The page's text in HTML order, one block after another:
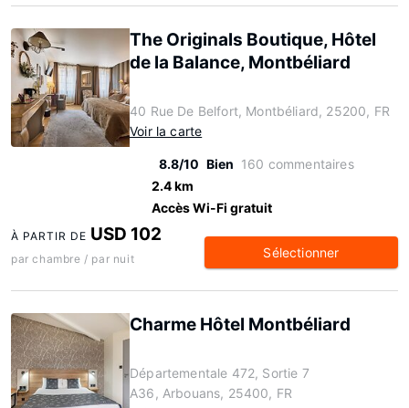
The Originals Boutique, Hôtel
de la Balance, Montbéliard
40 Rue De Belfort, Montbéliard, 25200, FR
Voir la carte
8.8/10 Bien 160 commentaires
2.4 km
Accès Wi-Fi gratuit
À PARTIR DE USD 102
par chambre / par nuit Sélectionner
Charme Hôtel Montbéliard
Départementale 472, Sortie 7
A36, Arbouans, 25400, FR